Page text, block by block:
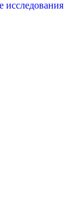
исследования